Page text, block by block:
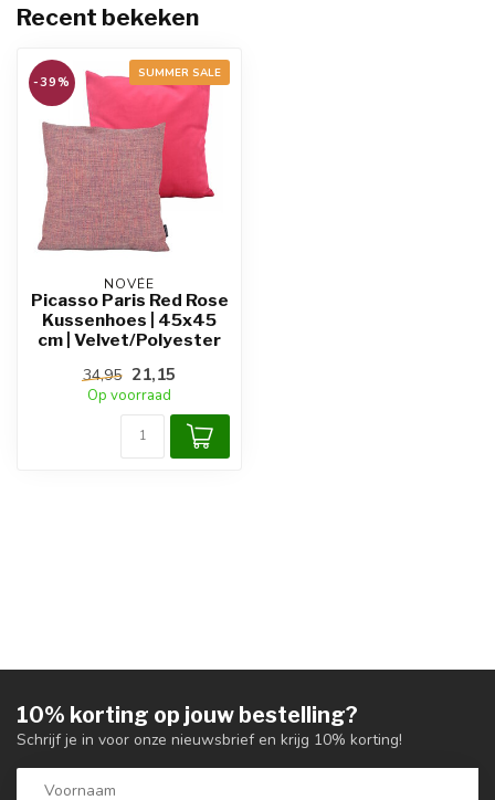
Recent bekeken
SUMMER SALE
-39%
NOVÉE
Picasso Paris Red Rose
Kussenhoes | 45x45
cm | Velvet/Polyester
34,95 21,15
Op voorraad
10% korting op jouw bestelling?
Schrijf je in voor onze nieuwsbrief en krijg 10% korting!